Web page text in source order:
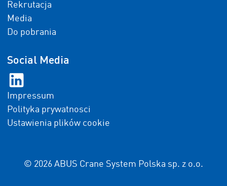
Rekrutacja
Media
Do pobrania
Social Media
Impressum
Polityka prywatnosci
Ustawienia plików cookie
© 2026 ABUS Crane System Polska sp. z o.o.